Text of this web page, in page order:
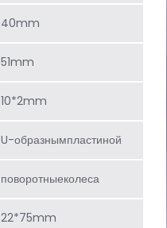
40mm
51mm
10*2mm
U-образнымпластиной
поворотныеколеса
22*75mm